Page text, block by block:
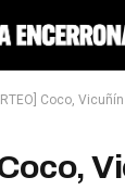
Coco,